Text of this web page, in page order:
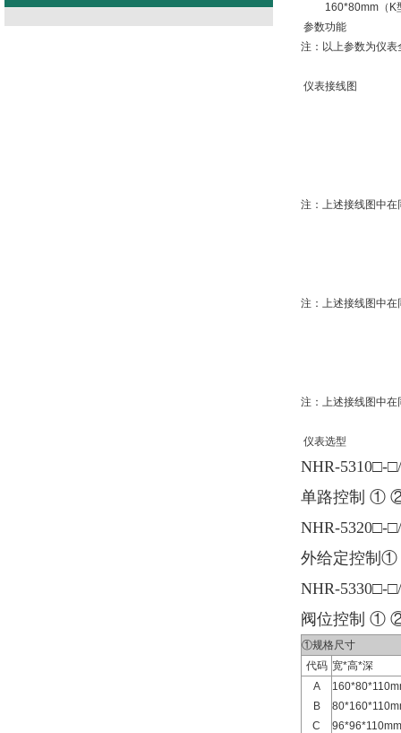
160*80mm（K
参数功能
注：以上参数为仪
仪表接线图
注：上述接线图中
注：上述接线图中
注：上述接线图中
仪表选型
NHR-5310□-□/
单路控制
NHR-5320□-
外给定控
NHR-5330□-
阀位控制
①规格尺寸
代码 宽*高*深
A
B
C